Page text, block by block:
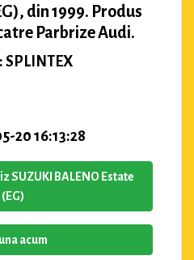
din 1999. Produs
Parbrize Audi.
SPLINTEX
20 16:13:28
SUZUKI BALENO Estate
(EG)
acum